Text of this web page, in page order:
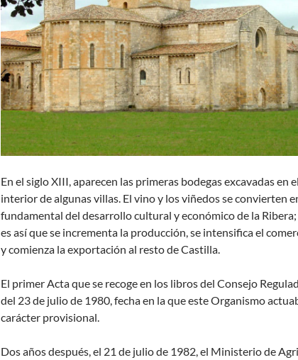
En el siglo XIII, aparecen las primeras bodegas excavadas en el
interior de algunas villas. El vino y los viñedos se convierten
fundamental del desarrollo cultural y económico de la
es así que se incrementa la producción, se intensifica el
y comienza la exportación al resto de Castilla.
El primer Acta que se recoge en los libros del Consejo
del 23 de julio de 1980, fecha en la que este Organismo
carácter provisional.
Dos años después, el 21 de julio de 1982, el Ministerio de